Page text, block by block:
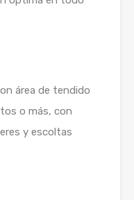
área de tendido
o más, con
y escoltas